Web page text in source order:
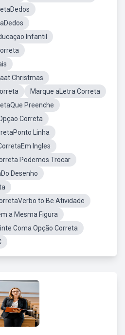
Infantil
Christmas
Marque aLetra Correta
Preenche
Correta
Linha
Ingles
Podemos Trocar
Desenho
to Be Atividade
a Mesma Figura
Coma Opção Correta